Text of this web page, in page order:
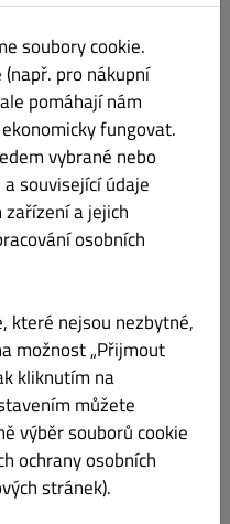
číslo:
§ 27 a Zákona o dani
2 RStV
online riešenie sporov:
odr/main/index.cfm
soubory cookie.
pro nákupní
pomáhají nám
fungovat.
vybrané nebo
související údaje
a jejich
osobních
které nejsou nezbytné,
možnost „Přijmout
kliknutím na
můžete
výběr souborů cookie
ochrany osobních
stránek).